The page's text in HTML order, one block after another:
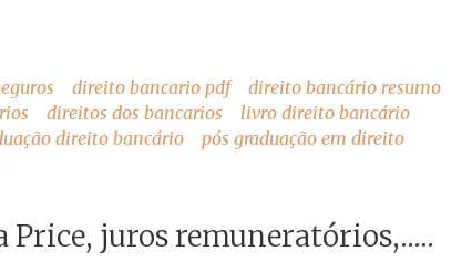
direito bancario pdf
direito bancário resumo
direitos dos bancarios
livro direito bancário
direito bancário
pós graduação em direito
Price, juros remuneratórios,…..